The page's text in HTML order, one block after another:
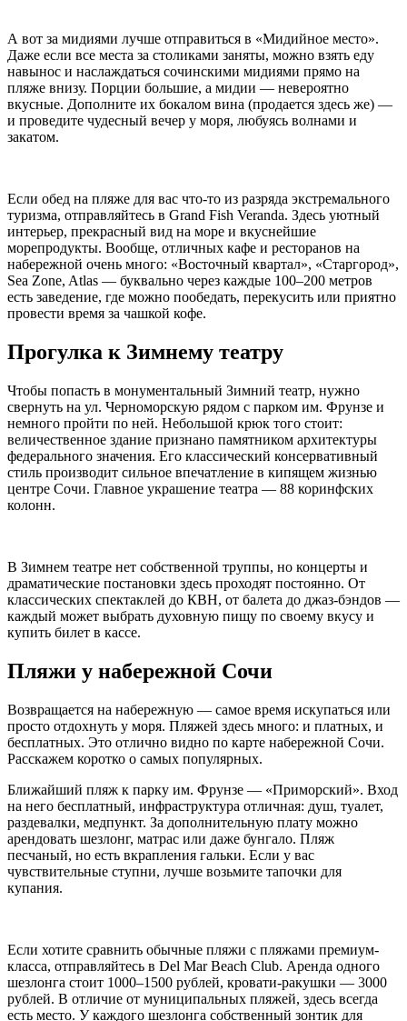
А вот за мидиями лучше отправиться в «Мидийное место».
Даже если все места за столиками заняты, можно взять еду
навынос и наслаждаться сочинскими мидиями прямо на
пляже внизу. Порции большие, а мидии — невероятно
вкусные. Дополните их бокалом вина (продается здесь же) —
и проведите чудесный вечер у моря, любуясь волнами и
закатом.
Если обед на пляже для вас что-то из разряда экстремального
туризма, отправляйтесь в Grand Fish Veranda. Здесь уютный
интерьер, прекрасный вид на море и вкуснейшие
морепродукты. Вообще, отличных кафе и ресторанов на
набережной очень много: «Восточный квартал», «Старгород»,
Sea Zone, Atlas — буквально через каждые 100–200 метров
есть заведение, где можно пообедать, перекусить или приятно
провести время за чашкой кофе.
Прогулка к Зимнему театру
Чтобы попасть в монументальный Зимний театр, нужно
свернуть на ул. Черноморскую рядом с парком им. Фрунзе и
немного пройти по ней. Небольшой крюк того стоит:
величественное здание признано памятником архитектуры
федерального значения. Его классический консервативный
стиль производит сильное впечатление в кипящем жизнью
центре Сочи. Главное украшение театра — 88 коринфских
колонн.
В Зимнем театре нет собственной труппы, но концерты и
драматические постановки здесь проходят постоянно. От
классических спектаклей до КВН, от балета до джаз-бэндов —
каждый может выбрать духовную пищу по своему вкусу и
купить билет в кассе.
Пляжи у набережной Сочи
Возвращается на набережную — самое время искупаться или
просто отдохнуть у моря. Пляжей здесь много: и платных, и
бесплатных. Это отлично видно по карте набережной Сочи.
Расскажем коротко о самых популярных.
Ближайший пляж к парку им. Фрунзе — «Приморский». Вход
на него бесплатный, инфраструктура отличная: душ, туалет,
раздевалки, медпункт. За дополнительную плату можно
арендовать шезлонг, матрас или даже бунгало. Пляж
песчаный, но есть вкрапления гальки. Если у вас
чувствительные ступни, лучше возьмите тапочки для
купания.
Если хотите сравнить обычные пляжи с пляжами премиум-
класса, отправляйтесь в Del Mar Beach Club. Аренда одного
шезлонга стоит 1000–1500 рублей, кровати-ракушки — 3000
рублей. В отличие от муниципальных пляжей, здесь всегда
есть место. У каждого шезлонга собственный зонтик для